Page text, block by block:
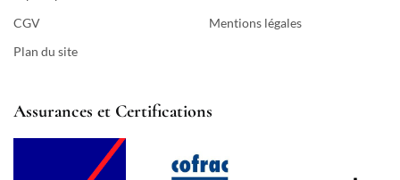
CGV
Plan du site
Mentions légales
Assurances et Certifications